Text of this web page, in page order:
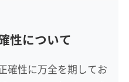
丁目1-21
性について
確性に万全を期してお